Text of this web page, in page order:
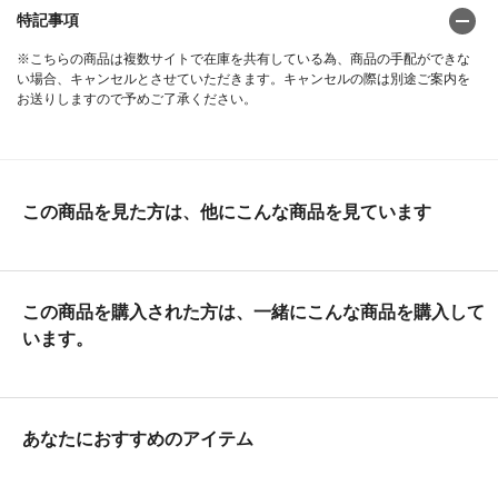
特記事項
※こちらの商品は複数サイトで在庫を共有している為、商品の手配ができな
い場合、キャンセルとさせていただきます。キャンセルの際は別途ご案内を
お送りしますので予めご了承ください。
この商品を見た方は、他にこんな商品を見ています
この商品を購入された方は、一緒にこんな商品を購入して
います。
あなたにおすすめのアイテム